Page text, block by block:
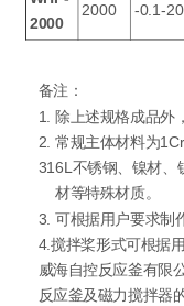
2000
2000 -0.1-20
备注：
1. 除上述规格成品外
2. 常规主体材料为
316L不锈钢、镍材、
材等特殊材质。
3. 可根据用户要求制
4.搅拌桨形式可根据
威海自控反应釜有限
反应釜及磁力搅拌器